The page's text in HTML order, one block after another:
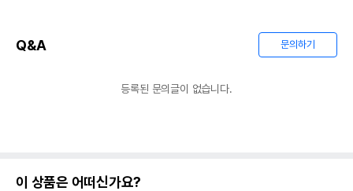
Q&A 문의하기
등록된 문의글이 없습니다.
이 상품은 어떠신가요?